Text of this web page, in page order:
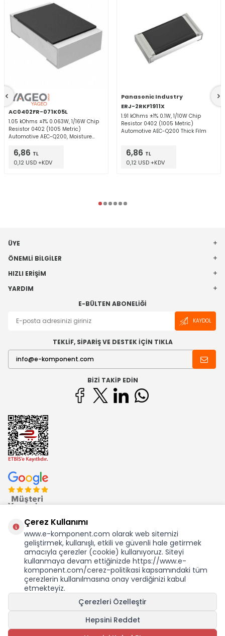
KDV Dahil Birim Fiyat
AC0402FR-071K05L
1.05 kOhms ±1% 0.063W, 1/16W Chip
Resistor 0402 (1005 Metric)
Automotive AEC-Q200, Moisture
6,86 TL
0,12 USD +KDV
Panasonic Industry
ERJ-2RKF1911X
1.91 kOhms ±1% 0.1W, 1/10W Chip
Resistor 0402 (1005 Metric)
Automotive AEC-Q200 Thick Film
6,86 TL
0,12 USD +KDV
ÜYE
ÖNEMLI BILGILER
HIZLI ERIŞIM
YARDIM
E-BÜLTEN ABONELIĞI
KAYDOL
TEKLİF, SİPARİŞ VE DESTEK İÇİN TIKLA
BIZI TAKIP EDIN
Ekom Elk. Elektronik San. ve Tic. A.Ş.'nin Tescilli Bir Markasıdır
Çerez Kullanımı
www.e-komponent.com olarak web sitemizi
geliştirmek, kullanışlı, etkili ve güvenli hale getirmek
amacıyla çerezler (cookie) kullanıyoruz. Siteyi
kullanmaya devam ettiğinizde https://www.e-
komponent.com/cerez-politikasi kapsamındaki tüm
çerezlerin kullanılmasına onay verdiğinizi kabul
etmekteyiz.
Çerezleri Özelleştir
Hepsini Reddet